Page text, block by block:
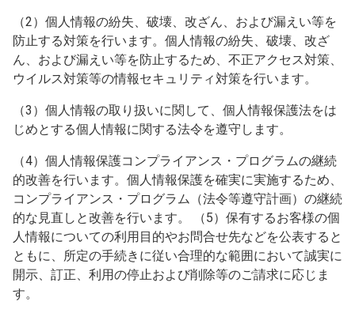
（2）個人情報の紛失、破壊、改ざん、および漏えい等を
防止する対策を行います。個人情報の紛失、破壊、改ざ
ん、および漏えい等を防止するため、不正アクセス対策、
ウイルス対策等の情報セキュリティ対策を行います。
（3）個人情報の取り扱いに関して、個人情報保護法をは
じめとする個人情報に関する法令を遵守します。
（4）個人情報保護コンプライアンス・プログラムの継続
的改善を行います。個人情報保護を確実に実施するため、
コンプライアンス・プログラム（法令等遵守計画）の継続
的な見直しと改善を行います。 （5）保有するお客様の個
人情報についての利用目的やお問合せ先などを公表すると
ともに、所定の手続きに従い合理的な範囲において誠実に
開示、訂正、利用の停止および削除等のご請求に応じま
す。